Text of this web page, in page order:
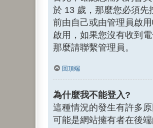
於 13 歲，那麼您必須先
前由自己或由管理員啟
啟用，如果您沒有收到
那麼請聯繫管理員。
回頂端
為什麼我不能登入?
這種情況的發生有許多
可能是網站擁有者在後